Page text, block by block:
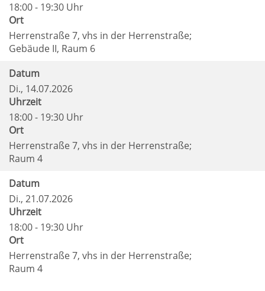
18:00 - 19:30 Uhr
Ort
Herrenstraße 7, vhs in der Herrenstraße;
Gebäude II, Raum 6
Datum
Di., 14.07.2026
Uhrzeit
18:00 - 19:30 Uhr
Ort
Herrenstraße 7, vhs in der Herrenstraße;
Raum 4
Datum
Di., 21.07.2026
Uhrzeit
18:00 - 19:30 Uhr
Ort
Herrenstraße 7, vhs in der Herrenstraße;
Raum 4